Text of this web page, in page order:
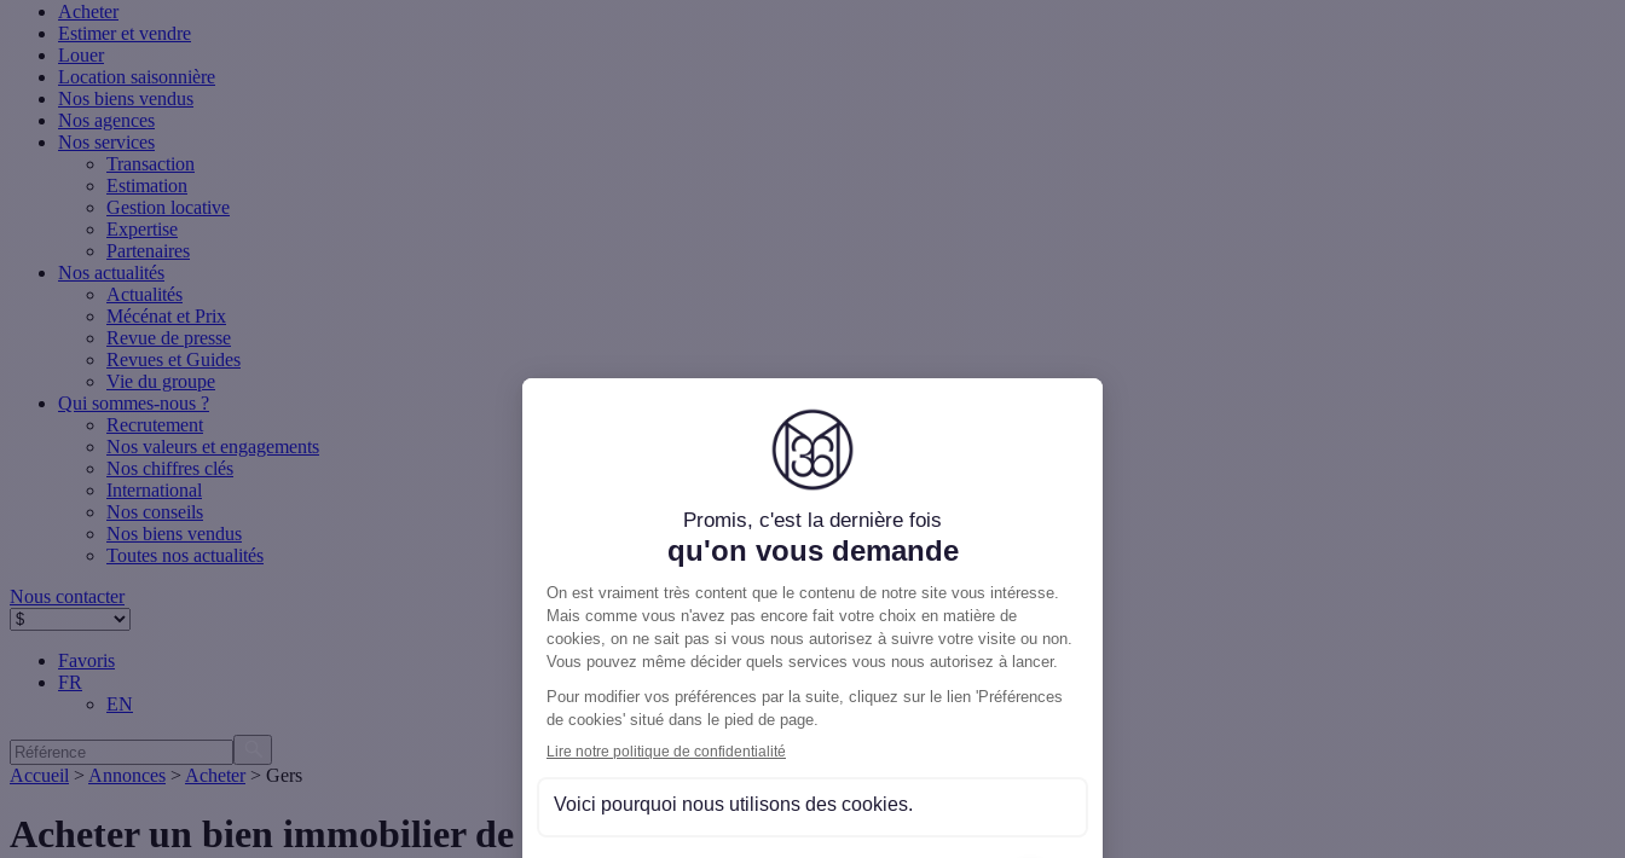
Acheter
Estimer et vendre
Louer
Location saisonnière
Nos biens vendus
Nos agences
Nos services
Transaction
Estimation
Gestion locative
Expertise
Partenaires
Nos actualités
Actualités
Mécénat et Prix
Revue de presse
Revues et Guides
Vie du groupe
Qui sommes-nous ?
Recrutement
Nos valeurs et engagements
Nos chiffres clés
International
Nos conseils
Nos biens vendus
Toutes nos actualités
Nous contacter
Favoris
FR
EN
Accueil > Annonces > Acheter > Gers
Acheter un bien immobilier de prestige Gers (32)